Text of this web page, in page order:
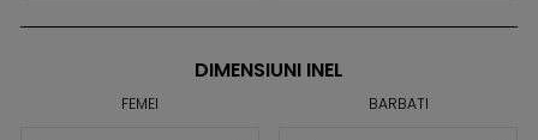
DIMENSIUNI INEL
FEMEI BARBATI